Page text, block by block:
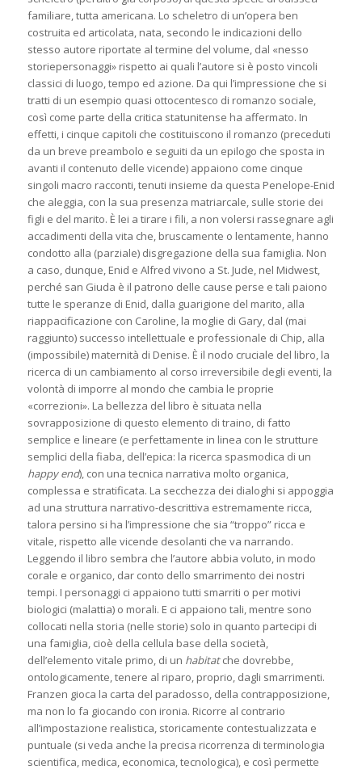
familiare, tutta americana. Lo scheletro di un’opera ben
costruita ed articolata, nata, secondo le indicazioni dello
stesso autore riportate al termine del volume, dal «nesso
storiepersonaggi» rispetto ai quali l’autore si è posto vincoli
classici di luogo, tempo ed azione. Da qui l’impressione che si
tratti di un esempio quasi ottocentesco di romanzo sociale,
così come parte della critica statunitense ha affermato. In
effetti, i cinque capitoli che costituiscono il romanzo (preceduti
da un breve preambolo e seguiti da un epilogo che sposta in
avanti il contenuto delle vicende) appaiono come cinque
singoli macro racconti, tenuti insieme da questa Penelope-Enid
che aleggia, con la sua presenza matriarcale, sulle storie dei
figli e del marito. È lei a tirare i fili, a non volersi rassegnare agli
accadimenti della vita che, bruscamente o lentamente, hanno
condotto alla (parziale) disgregazione della sua famiglia. Non
a caso, dunque, Enid e Alfred vivono a St. Jude, nel Midwest,
perché san Giuda è il patrono delle cause perse e tali paiono
tutte le speranze di Enid, dalla guarigione del marito, alla
riappacificazione con Caroline, la moglie di Gary, dal (mai
raggiunto) successo intellettuale e professionale di Chip, alla
(impossibile) maternità di Denise. È il nodo cruciale del libro, la
ricerca di un cambiamento al corso irreversibile degli eventi, la
volontà di imporre al mondo che cambia le proprie
«correzioni». La bellezza del libro è situata nella
sovrapposizione di questo elemento di traino, di fatto
semplice e lineare (e perfettamente in linea con le strutture
semplici della fiaba, dell’epica: la ricerca spasmodica di un
happy end), con una tecnica narrativa molto organica,
complessa e stratificata. La secchezza dei dialoghi si appoggia
ad una struttura narrativo-descrittiva estremamente ricca,
talora persino si ha l’impressione che sia “troppo” ricca e
vitale, rispetto alle vicende desolanti che va narrando.
Leggendo il libro sembra che l’autore abbia voluto, in modo
corale e organico, dar conto dello smarrimento dei nostri
tempi. I personaggi ci appaiono tutti smarriti o per motivi
biologici (malattia) o morali. E ci appaiono tali, mentre sono
collocati nella storia (nelle storie) solo in quanto partecipi di
una famiglia, cioè della cellula base della società,
dell’elemento vitale primo, di un habitatche dovrebbe,
ontologicamente, tenere al riparo, proprio, dagli smarrimenti.
Franzen gioca la carta del paradosso, della contrapposizione,
ma non lo fa giocando con ironia. Ricorre al contrario
all’impostazione realistica, storicamente contestualizzata e
puntuale (si veda anche la precisa ricorrenza di terminologia
scientifica, medica, economica, tecnologica), e così permette